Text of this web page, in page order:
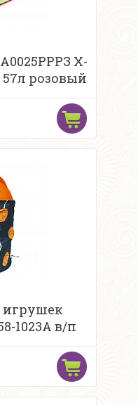
X-
розовый
игрушек
1023А в/п